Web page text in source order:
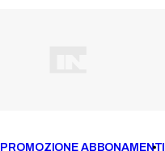
PROMOZIONE ABBONAMENTI